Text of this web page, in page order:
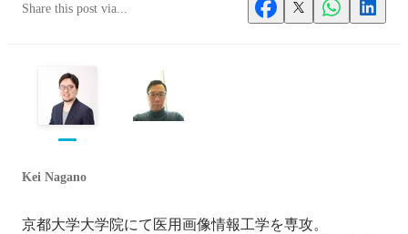
Share this post via...
Kei Nagano
京都大学大学院にて医用画像情報工学を専攻。